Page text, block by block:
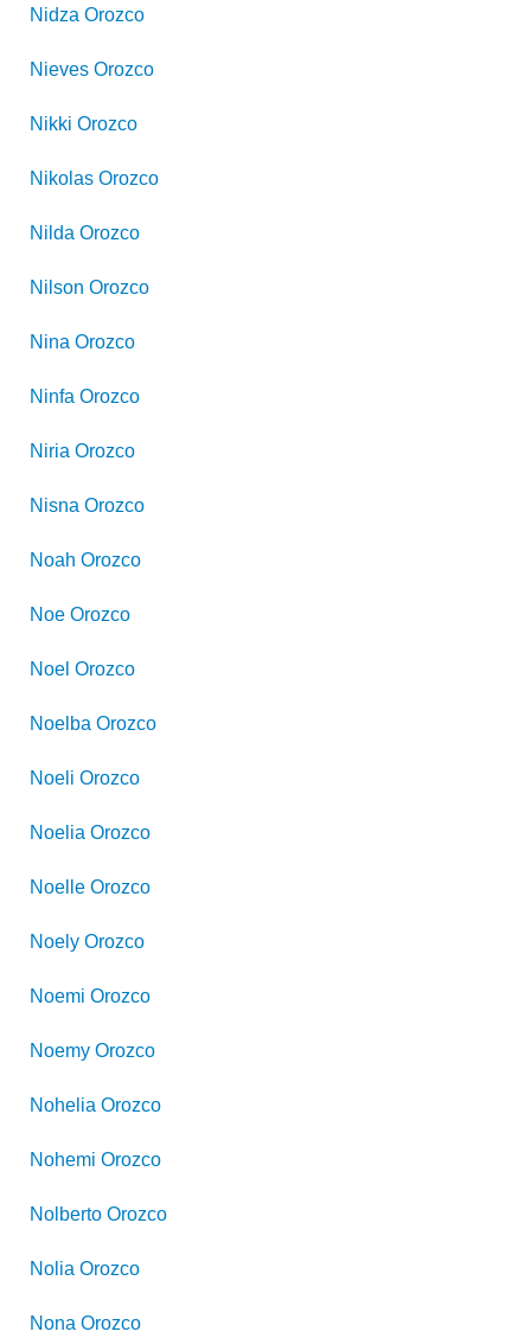
Nidza Orozco
Nieves Orozco
Nikki Orozco
Nikolas Orozco
Nilda Orozco
Nilson Orozco
Nina Orozco
Ninfa Orozco
Niria Orozco
Nisna Orozco
Noah Orozco
Noe Orozco
Noel Orozco
Noelba Orozco
Noeli Orozco
Noelia Orozco
Noelle Orozco
Noely Orozco
Noemi Orozco
Noemy Orozco
Nohelia Orozco
Nohemi Orozco
Nolberto Orozco
Nolia Orozco
Nona Orozco